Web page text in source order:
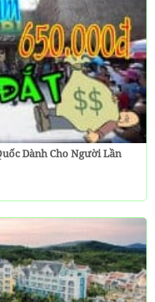
Dành Cho Người Lần